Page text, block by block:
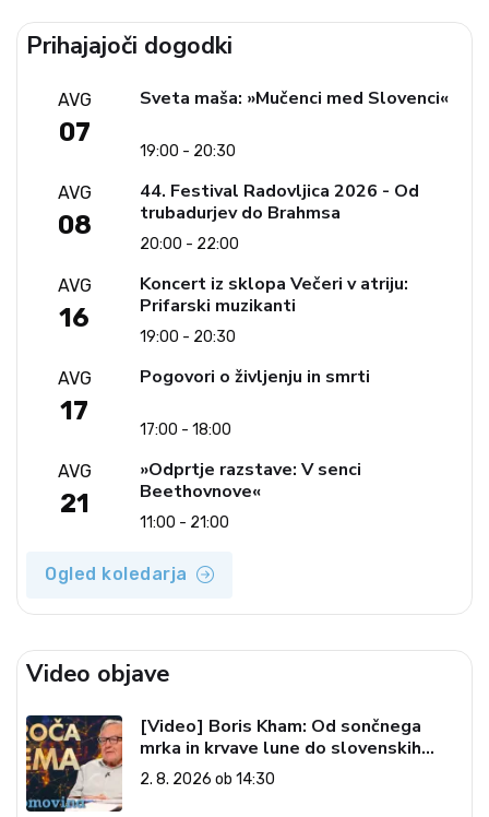
Prihajajoči dogodki
AVG
07
Sveta maša: »Mučenci med Slovenci«
19:00 - 20:30
AVG
08
44. Festival Radovljica 2026 - Od
trubadurjev do Brahmsa
20:00 - 22:00
AVG
16
Koncert iz sklopa Večeri v atriju:
Prifarski muzikanti
19:00 - 20:30
AVG
17
Pogovori o življenju in smrti
17:00 - 18:00
AVG
21
»Odprtje razstave: V senci
Beethovnove«
11:00 - 21:00
Ogled koledarja
Video objave
[Video] Boris Kham: Od sončnega
mrka in krvave lune do slovenskih
pečatov v vesolju (Vroča tema, 2. 8.
2026)
2. 8. 2026 ob 14:30